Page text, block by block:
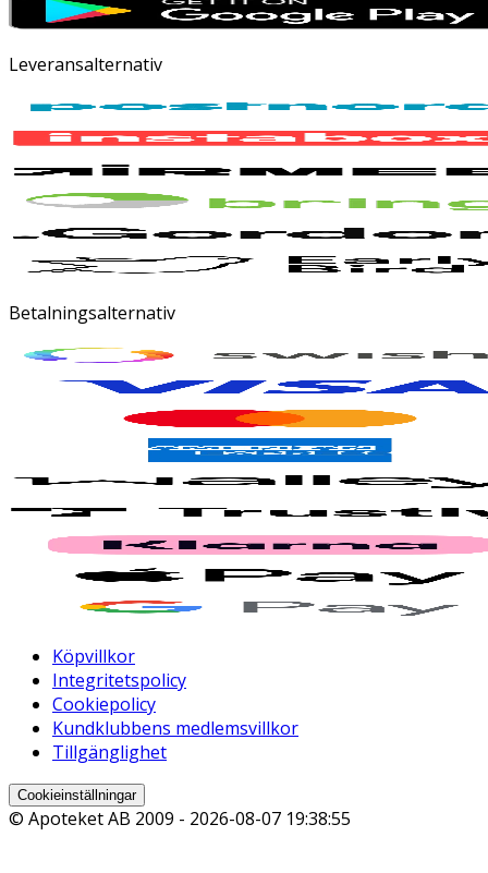
Leveransalternativ
Betalningsalternativ
Köpvillkor
Integritetspolicy
Cookiepolicy
Kundklubbens medlemsvillkor
Tillgänglighet
Cookieinställningar
© Apoteket AB 2009 - 2026-08-07 19:38:55